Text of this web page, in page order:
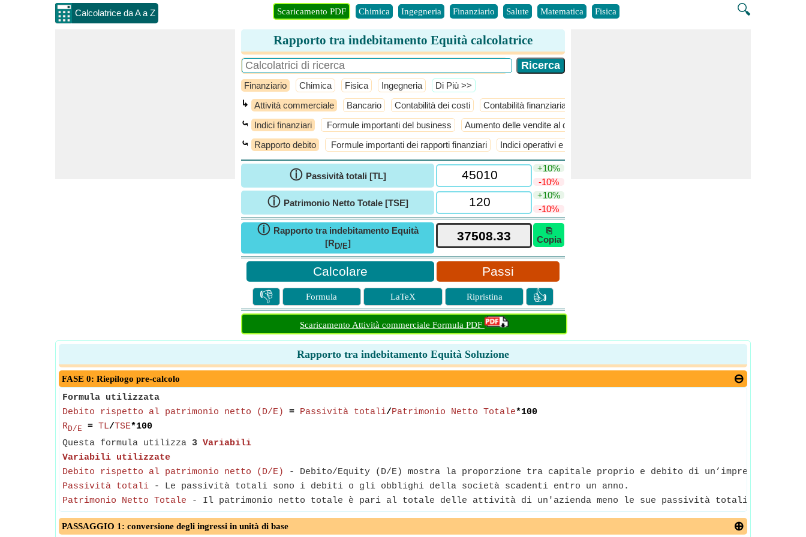
Calcolatrice da A a Z 🔍
Scaricamento PDF Chimica Ingegneria Finanziario Salute Matematica Fisica
Rapporto tra indebitamento Equità calcolatrice
Finanziario Chimica Fisica Ingegneria ​Di Più >>
↳ Attività commerciale Bancario Contabilità dei costi Contabilità finanziaria
⤿ Indici finanziari Formule importanti del business Aumento delle vendite al dettaglio
⤿ Rapporto debito Formule importanti dei rapporti finanziari Indici operativi e di fatturato
ⓘ Passività totali [TL]
+10%
-10%
ⓘ Patrimonio Netto Totale [TSE]
+10%
-10%
ⓘ Rapporto tra indebitamento Equità
[RD/E]
⎘
Copia
Passi
👎 Formula LaTeX Ripristina 👍
Scaricamento Attività commerciale Formula PDF
Rapporto tra indebitamento Equità Soluzione
FASE 0: Riepilogo pre-calcolo
Formula utilizzata
Debito rispetto al patrimonio netto (D/E)
= Passività totali/Patrimonio Netto Totale*100
RD/E = TL/TSE*100
Questa formula utilizza 3 Variabili
Variabili utilizzate
Debito rispetto al patrimonio netto (D/E)
- Debito/Equity (D/E) mostra la proporzione tra capitale proprio e debito di un’impresa
Passività totali - Le passività totali sono i debiti o gli obblighi della società scadenti entro un anno.
Patrimonio Netto Totale - Il patrimonio netto totale è pari al totale delle attività di un'azienda meno le sue passività totali ed è
PASSAGGIO 1: conversione degli ingressi in unità di base